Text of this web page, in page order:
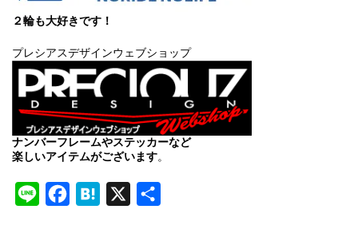
２輪も大好きです！
プレシアスデザインウェブショップ
ナンバーフレームやステッカーなど
楽しいアイテムがございます。
Line FacebookHatena